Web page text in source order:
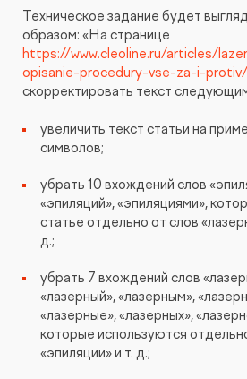
Техническое задание будет
образом: «На странице
https://www.cleoline.ru/articles/
opisanie-procedury-vse-za-i-protiv/
скорректировать текст
увеличить текст статьи на
символов;
убрать 10 вхождений слов
«эпиляций», «эпиляциями»,
статье отдельно от слов
д.;
убрать 7 вхождений слов
«лазерный», «лазерным»,
«лазерные», «лазерных»,
которые используются
«эпиляции» и т. д.;